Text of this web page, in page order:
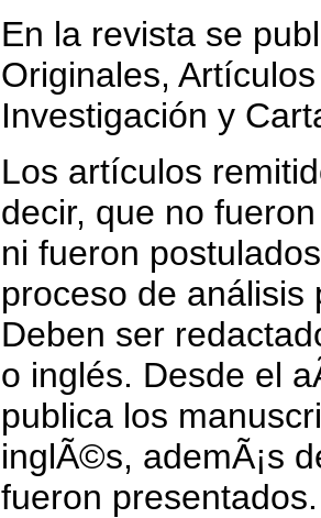
En la revista se
Originales,
Investigación y
Los artículos
decir, que no
ni fueron
proceso de análisis
Deben ser
o inglés. Desde el
publica los
inglÃ©s, ademÃ¡s
fueron